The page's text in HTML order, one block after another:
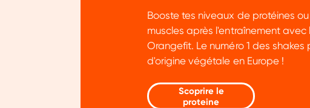
Booste tes niveaux de protéines
muscles après l'entraînement avec
Orangefit. Le numéro 1 des shakes
d'origine végétale en Europe !
Scoprire le
proteine